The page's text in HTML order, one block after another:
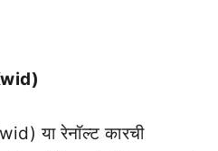
या रेनॉल्ट कारची